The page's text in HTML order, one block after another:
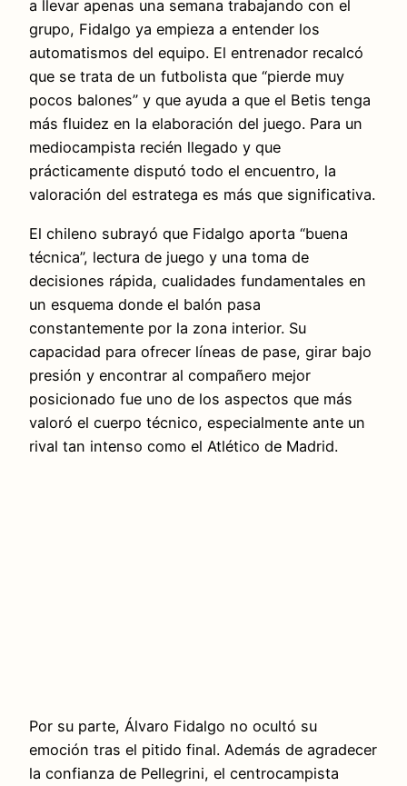
a llevar apenas una semana trabajando con el
grupo, Fidalgo ya empieza a entender los
automatismos del equipo. El entrenador recalcó
que se trata de un futbolista que “pierde muy
pocos balones” y que ayuda a que el Betis tenga
más fluidez en la elaboración del juego. Para un
mediocampista recién llegado y que
prácticamente disputó todo el encuentro, la
valoración del estratega es más que significativa.
El chileno subrayó que Fidalgo aporta “buena
técnica”, lectura de juego y una toma de
decisiones rápida, cualidades fundamentales en
un esquema donde el balón pasa
constantemente por la zona interior. Su
capacidad para ofrecer líneas de pase, girar bajo
presión y encontrar al compañero mejor
posicionado fue uno de los aspectos que más
valoró el cuerpo técnico, especialmente ante un
rival tan intenso como el Atlético de Madrid.
Por su parte, Álvaro Fidalgo no ocultó su
emoción tras el pitido final. Además de agradecer
la confianza de Pellegrini, el centrocampista